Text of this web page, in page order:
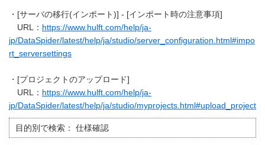
・[サーバの移行(インポート)] - [インポート時の注意事項]
URL： https://www.hulft.com/help/ja-
jp/DataSpider/latest/help/ja/studio/server_configuration.html#impo
rt_serversettings
・[プロジェクトのアップロード]
URL： https://www.hulft.com/help/ja-
jp/DataSpider/latest/help/ja/studio/myprojects.html#upload_project
目的別で検索： 仕様確認